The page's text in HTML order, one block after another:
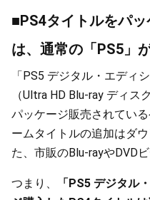
■PS4タイトルをパ
は、通常の「PS5」
「PS5 デジタル・エディ
（Ultra HD Blu-ray ディス
パッケージ販売されてい
ームタイトルの追加はダ
た、市販のBlu-rayやDVD
つまり、
「PS5 デジタル